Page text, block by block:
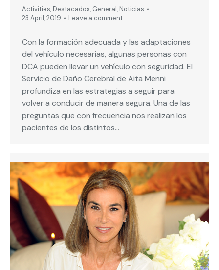
Activities, Destacados, General, Noticias
23 April, 2019
Leave a comment
Con la formación adecuada y las adaptaciones
del vehículo necesarias, algunas personas con
DCA pueden llevar un vehículo con seguridad. El
Servicio de Daño Cerebral de Aita Menni
profundiza en las estrategias a seguir para
volver a conducir de manera segura. Una de las
preguntas que con frecuencia nos realizan los
pacientes de los distintos…